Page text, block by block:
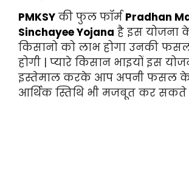
PMKSY की फुल फॉर्म Pradhan
Sinchayee Yojana है इस योजना
किसानो को लाभ होगा उनकी
होगी | प्यारे किसान भाइयों इस
इस्तेमाल करके आप अपनी फसल के
आर्थिक स्तिथि भी मजबूत कर सकते